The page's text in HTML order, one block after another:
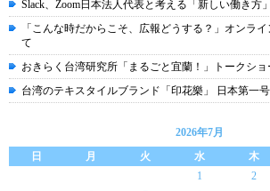
Slack、Zoom日本法人代表と考える「新しい働き方」
「こんな時だからこそ、広報どうする？」オンラ
て
おきらく台湾研究所「まるごと宜蘭！」トークシ
台湾のテキスタイルブランド「印花樂」 日本第一
2026年7月
日
月 火 水 木
1
2